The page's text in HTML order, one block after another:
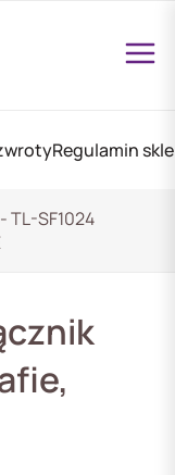
Regulamin
-TL-SF1024